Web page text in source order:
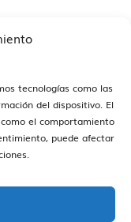
tecnologías como las
del dispositivo. El
el comportamiento
puede afectar
ver oficinas